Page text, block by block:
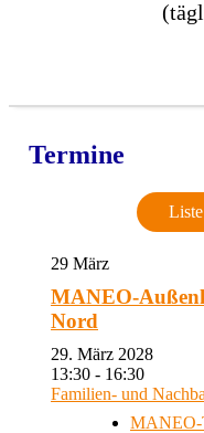
Termine
Liste
29 März
MANEO-
Nord
29. März 2028
13:30 - 16:30
Familien- und
MANEO-